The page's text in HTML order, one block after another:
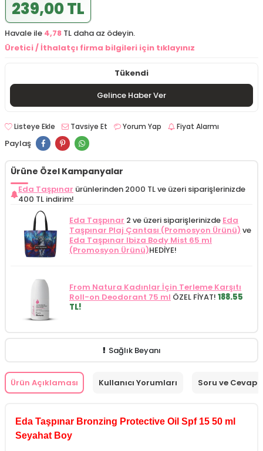
239,00 TL
Havale ile 4,78 TL daha az ödeyin.
Üretici / İthalatçı firma bilgileri için tıklayınız
Tükendi
Gelince Haber Ver
Listeye Ekle Tavsiye Et Yorum Yap Fiyat Alarmı
Paylaş
Ürüne Özel Kampanyalar
Eda Taşpınar ürünlerinden 2000 TL ve üzeri siparişlerinizde
400 TL indirim!
Eda Taşpınar 2 ve üzeri siparişlerinizde Eda
Taşpınar Plaj Çantası (Promosyon Ürünü) ve
Eda Taşpınar Ibiza Body Mist 65 ml
(Promosyon Ürünü)HEDİYE!
From Natura Kadınlar İçin Terleme Karşıtı
Roll-on Deodorant 75 ml ÖZEL FİYAT! 188.55
TL!
Sağlık Beyanı
Ürün Açıklaması Kullanıcı Yorumları Soru ve Cevap
Eda Taşpınar Bronzing Protective Oil Spf 15 50 ml
Seyahat Boy